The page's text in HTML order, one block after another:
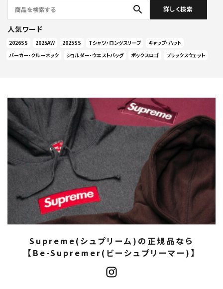
search 詳しく検索
人気ワード
2026SS 2025AW 2025SS Tシャツ・ロングスリーブ
キャップ・ハット
パーカー・クルーネック
ショルダー・ウエストバッグ ボックスロゴ ブラックスウェット
Supreme(シュプリーム)の正規品なら
【Be-Supremer(ビーシュプリーマー)】